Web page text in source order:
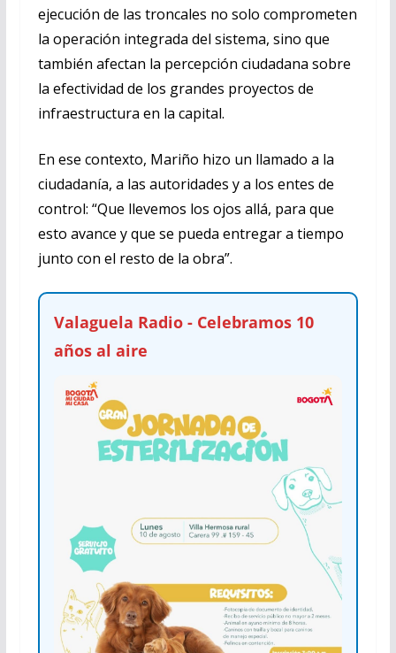
ejecución de las troncales no solo comprometen
la operación integrada del sistema, sino que
también afectan la percepción ciudadana sobre
la efectividad de los grandes proyectos de
infraestructura en la capital.
En ese contexto, Mariño hizo un llamado a la
ciudadanía, a las autoridades y a los entes de
control: “Que llevemos los ojos allá, para que
esto avance y que se pueda entregar a tiempo
junto con el resto de la obra”.
Valaguela Radio - Celebramos 10
años al aire